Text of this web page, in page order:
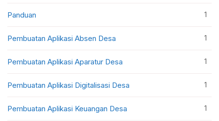
Panduan 1
Pembuatan Aplikasi Absen Desa 1
Pembuatan Aplikasi Aparatur Desa 1
Pembuatan Aplikasi Digitalisasi Desa 1
Pembuatan Aplikasi Keuangan Desa 1